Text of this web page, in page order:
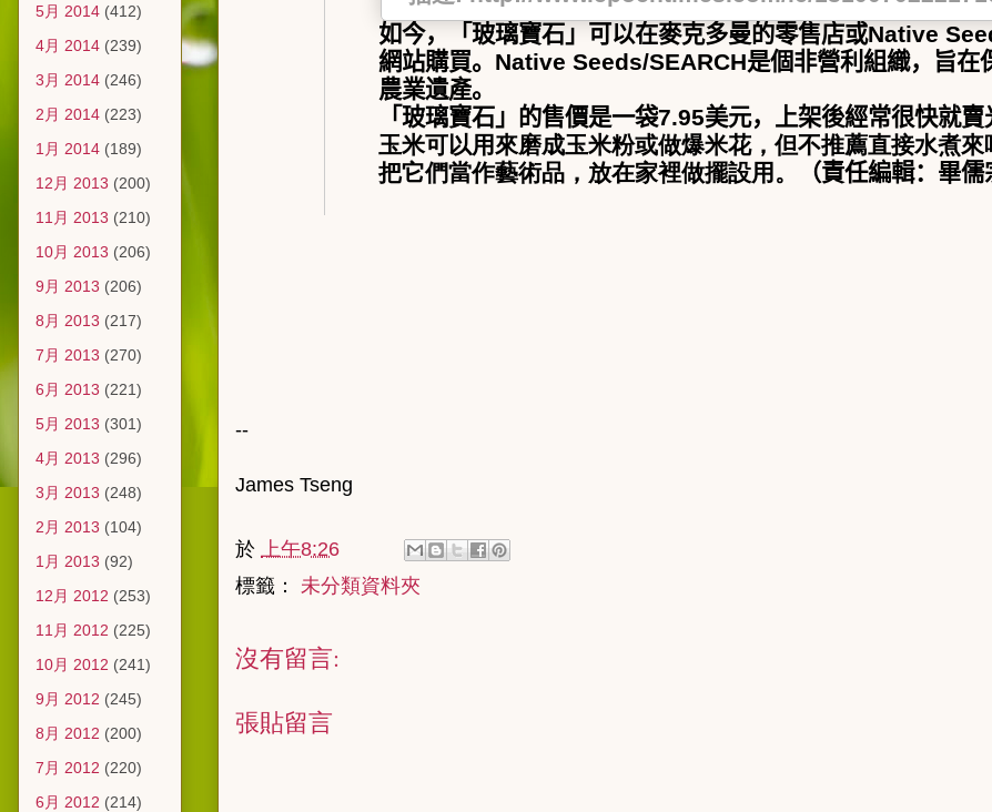
如今，「玻璃寶石」可以在麥克多曼的零售店或Native
網站購買。 Native Seeds/SEARCH是個非營利組織，旨在
農業遺產。
「玻璃寶石」的售價是一袋7.95美元，上架後經常很快就賣
玉米可以用來磨成玉米粉或做爆米花，但不推薦直接水煮來
把它們當作藝術品，放在家裡做擺設用。
（責任編輯：畢儒
--
James Tseng
於
上午8:26
標籤： 未分類資料夾
沒有留言:
張貼留言
5月 2014 (412)
4月 2014 (239)
3月 2014 (246)
2月 2014 (223)
1月 2014 (189)
12月 2013 (200)
11月 2013 (210)
10月 2013 (206)
9月 2013 (206)
8月 2013 (217)
7月 2013 (270)
6月 2013 (221)
5月 2013 (301)
4月 2013 (296)
3月 2013 (248)
2月 2013 (104)
1月 2013 (92)
12月 2012 (253)
11月 2012 (225)
10月 2012 (241)
9月 2012 (245)
8月 2012 (200)
7月 2012 (220)
6月 2012 (214)